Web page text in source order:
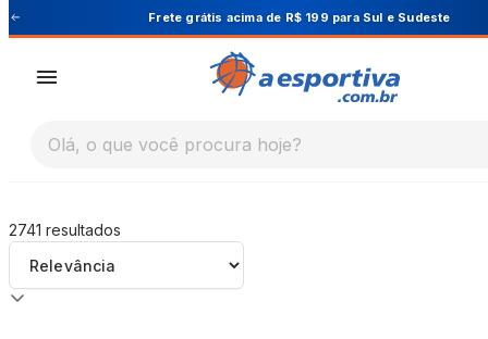
A Esportiva Frete grátis acima de R$ 199 para Sul e Sudeste
Olá, o que você procura hoje?
2741 resultados